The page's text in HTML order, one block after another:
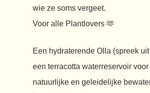
wie ze soms vergeet.
Voor alle Plantlovers 🫶
Een hydraterende Olla (spreek
een terracotta waterreservoir voor
natuurlijke en geleidelijke